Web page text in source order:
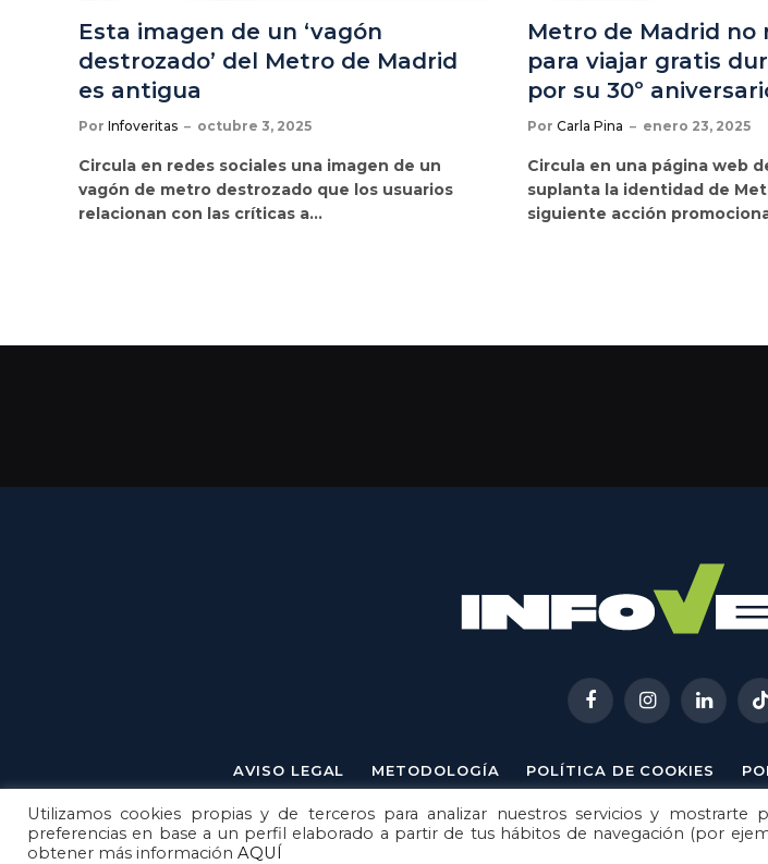
Esta imagen de un ‘vagón
destrozado’ del Metro de Madrid
es antigua
Por Infoveritas octubre 3, 2025
Circula en redes sociales una imagen de un
vagón de metro destrozado que los usuarios
relacionan con las críticas a…
Metro de Madrid no
para viajar gratis
por su 30º
Por Carla Pina enero 23, 2025
Circula en una página web
suplanta la identidad de
siguiente acción
FacebookInstagramLinkedIn
AVISO LEGAL METODOLOGÍA POLÍTICA DE COOKIES
© 2026 Metech. Todos los
Utilizamos cookies propias y de terceros para analizar nuestros servicios y mostrarte
preferencias en base a un perfil elaborado a partir de tus hábitos de navegación (por
obtener más información AQUÍ